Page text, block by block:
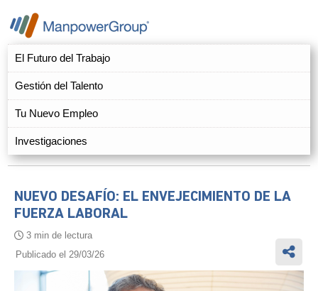
El Futuro del Trabajo
Gestión del Talento
Tu Nuevo Empleo
Investigaciones
NUEVO DESAFÍO: EL ENVEJECIMIENTO DE LA
FUERZA LABORAL
3 min de lectura
Publicado el 29/03/26